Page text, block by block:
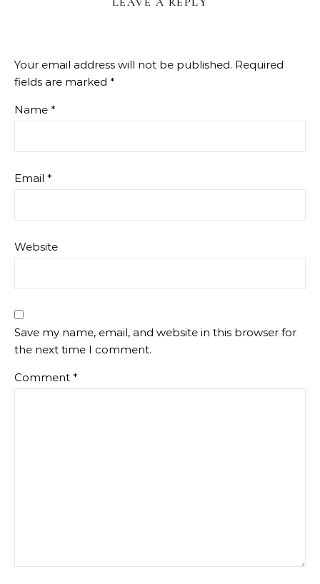
Your email address will not be published. Required
fields are marked *
Name *
Email *
Website
Save my name, email, and website in this browser for
the next time I comment.
Comment *